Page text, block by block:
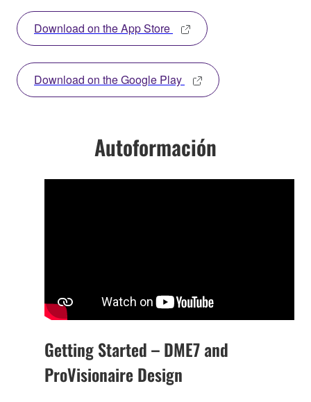
Download on the App Store
Download on the Google Play
Autoformación
Getting Started – DME7 and
ProVisionaire Design